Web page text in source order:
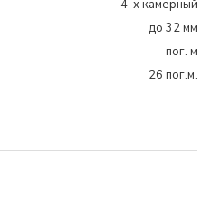
4-х камерный
до 32 мм
пог. м
26 пог.м.